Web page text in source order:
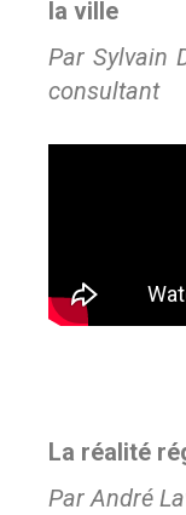
la ville
Par Sylvain
consultant
La réalité
Par André